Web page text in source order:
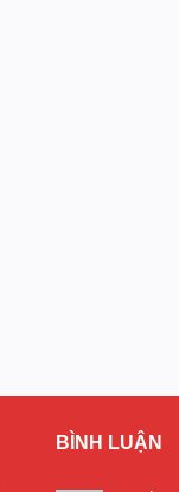
BÌNH LUẬN